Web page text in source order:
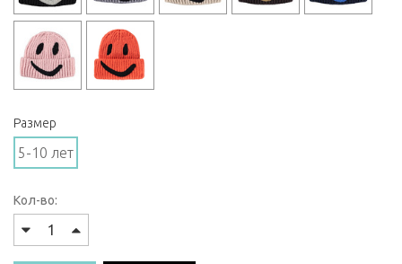
Размер
5-10 лет
Кол-во: